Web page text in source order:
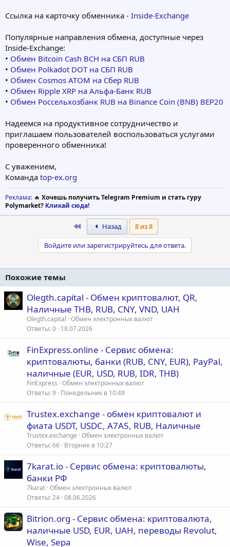
Ссылка на карточку обменника - Inside-Exchange
Популярные направления обмена, доступные через
Inside-Exchange:
• Обмен Bitcoin Cash BCH на СБП RUB
• Обмен Polkadot DOT на СБП RUB
• Обмен Cosmos ATOM на Сбер RUB
• Обмен Ripple XRP на Альфа-Банк RUB
• Обмен Россельхозбанк RUB на Binance Coin (BNB) BEP20
Надеемся на продуктивное сотрудничество и
приглашаем пользователей воспользоваться услугами
проверенного обменника!
С уважением,
Команда top-ex.org
Реклама: 🔥 Хочешь получить Telegram Premium и стать гуру
Polymarket? Кликай сюда!
First Назад 8 из 8
Войдите или зарегистрируйтесь для ответа.
Похожие темы
Olegth.capital - Обмен криптовалют, QR,
Наличные THB, RUB, CNY, VND, UAH
Olegth.capital Обмен электронных валют
Ответы 0 18.07.2026
FinExpress.online - Сервис обмена:
криптовалюты, банки (RUB, CNY, EUR), PayPal,
наличные (EUR, USD, RUB, IDR, THB)
FinExpress Обмен электронных валют
Ответы 9 Понедельник в 10:49
Trustex.exchange - обмен криптовалют и
фиата USDT, USDC, A7A5, RUB, Наличные
Trustex.exchange Обмен электронных валют
Ответы 66 Вторник в 10:27
7karat.io - Сервис обмена: криптовалюты,
банки РФ
7karat Обмен электронных валют
Ответы 24 08.06.2026
Bitrion.org - Сервис обмена: криптовалюта,
наличные USD, EUR, UAH, переводы Revolut,
Wise, Sepa